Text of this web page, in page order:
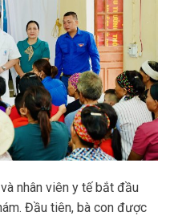
nhân viên y tế bắt đầu
Đầu tiên, bà con được